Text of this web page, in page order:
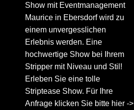
Show mit Eventmanagement
Maurice in Ebersdorf wird zu
einem unvergesslichen
Erlebnis werden. Eine
hochwertige Show bei Ihrem
Stripper mit Niveau und Stil!
Erleben Sie eine tolle
Striptease Show. Für Ihre
Anfrage klicken Sie bitte hier ->